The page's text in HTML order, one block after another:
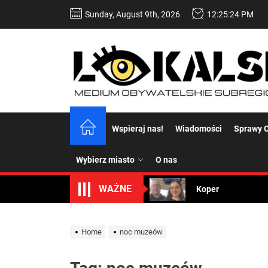
Sunday, August 9th, 2026 12:25:24 PM
Wspieraj nas! Wiadomości Sprawy
Wybierz miasto O nas
WAŻNE
Koper
Uwaga Dębieńsko
Home noc muzeów